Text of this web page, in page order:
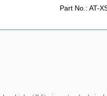
Part No.: AT-